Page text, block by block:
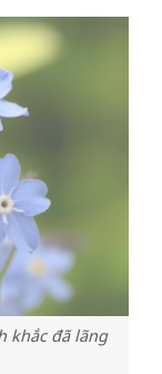
khắc đã lãng